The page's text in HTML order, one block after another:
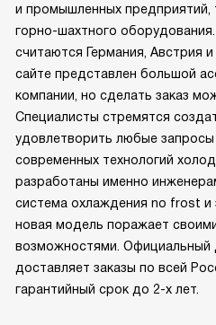
и промышленных предприятий,
горно-шахтного
считаются Германия, Австрия
сайте представлен большой
компании, но сделать заказ
Специалисты стремятся
удовлетворить любые
современных технологий
разработаны именно
система охлаждения no frost и
новая модель поражает
возможностями.
доставляет заказы по всей
гарантийный срок до 2-х лет.